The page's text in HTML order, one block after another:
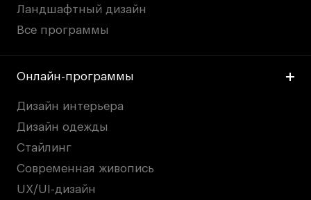
Вакансии
Контакты
Поступающим
Условия поступления
Стоимость обучения
Иностранным студентам
График учебного года
Вопросы и ответы
Ландшафтный дизайн
Все программы
Онлайн-программы
Дизайн интерьера
Дизайн одежды
Стайлинг
Современная живопись
UX/UI-дизайн